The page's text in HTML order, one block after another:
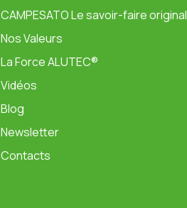
CAMPESATO Le savoir-faire original
Nos Valeurs
La Force ALUTEC®
Vidéos
Blog
Newsletter
Contacts